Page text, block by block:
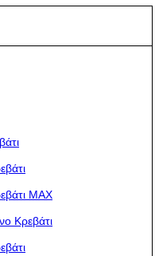
MAX
Κρεβάτι